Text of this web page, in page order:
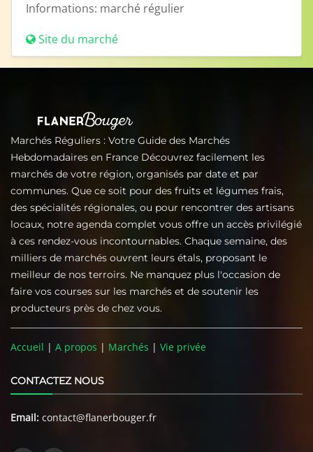
Informations: marché régulier
Site du marché
Marchés Réguliers : Votre Guide des Marchés
Hebdomadaires en France Découvrez facilement les
marchés de votre région, organisés par date et par
communes. Que ce soit pour des fruits et légumes frais,
des spécialités régionales, ou pour rencontrer des artisans
locaux, notre agenda complet vous offre un accès privilégié
à ces rendez-vous incontournables. Chaque semaine, des
milliers de marchés ouvrent leurs étals, proposant le
meilleur de nos terroirs. Ne manquez plus l'occasion de
faire vos courses sur les marchés et de soutenir les
producteurs près de chez vous.
Accueil | A propos | Marchés | Vie privée
CONTACTEZ NOUS
Email: contact@flanerbouger.fr